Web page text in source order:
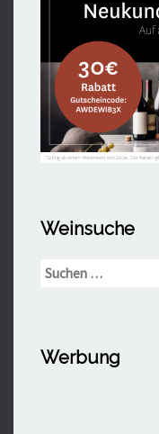
Weinsuche
Suchen
Werbung